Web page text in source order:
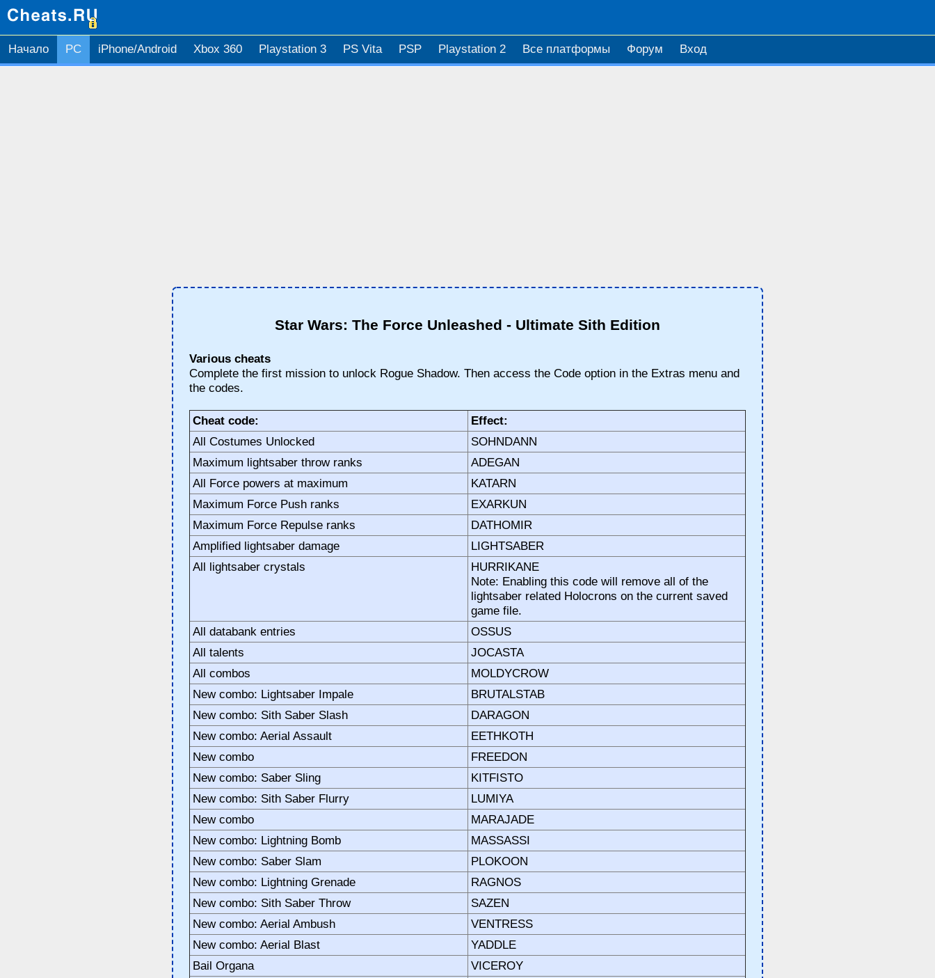
Начало PC iPhone/Android Xbox 360 Playstation 3 PS Vita PSP Playstation 2 Все платформы Форум Вход
Star Wars: The Force Unleashed - Ultimate Sith Edition
Various cheats
Complete the first mission to unlock Rogue Shadow. Then access the Code option in the Extras menu and
the codes.
Cheat code:
Effect:
All Costumes Unlocked
SOHNDANN
Maximum lightsaber throw ranks
ADEGAN
All Force powers at maximum
KATARN
Maximum Force Push ranks
EXARKUN
Maximum Force Repulse ranks
DATHOMIR
Amplified lightsaber damage
LIGHTSABER
All lightsaber crystals
HURRIKANE
Note: Enabling this code will remove all of the
lightsaber related Holocrons on the current saved
game file.
All databank entries
OSSUS
All talents
JOCASTA
All combos
MOLDYCROW
New combo: Lightsaber Impale
BRUTALSTAB
New combo: Sith Saber Slash
DARAGON
New combo: Aerial Assault
EETHKOTH
New combo
FREEDON
New combo: Saber Sling
KITFISTO
New combo: Sith Saber Flurry
LUMIYA
New combo
MARAJADE
New combo: Lightning Bomb
MASSASSI
New combo: Saber Slam
PLOKOON
New combo: Lightning Grenade
RAGNOS
New combo: Sith Saber Throw
SAZEN
New combo: Aerial Ambush
VENTRESS
New combo: Aerial Blast
YADDLE
Bail Organa
VICEROY